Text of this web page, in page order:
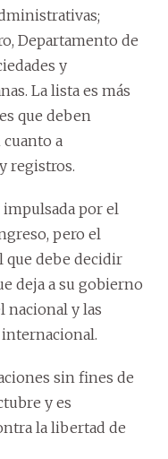
Departamento de
y
La lista es más
que deben
a
registros.
impulsada por el
pero el
que debe decidir
deja a su gobierno
nacional y las
sin fines de
y es
la libertad de